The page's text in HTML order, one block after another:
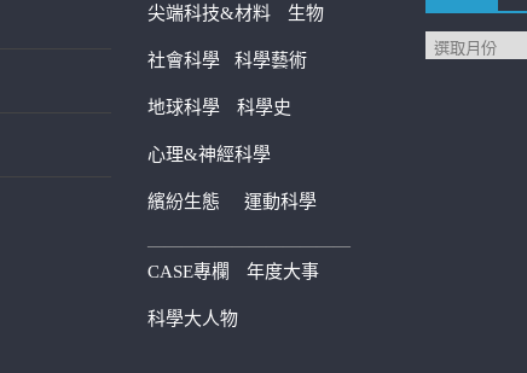
尖端科技&材料 生物
社會科學 科學藝術
地球科學 科學史
心理&神經科學
繽紛生態 運動科學
————————————
CASE專欄 年度大事
科學大人物